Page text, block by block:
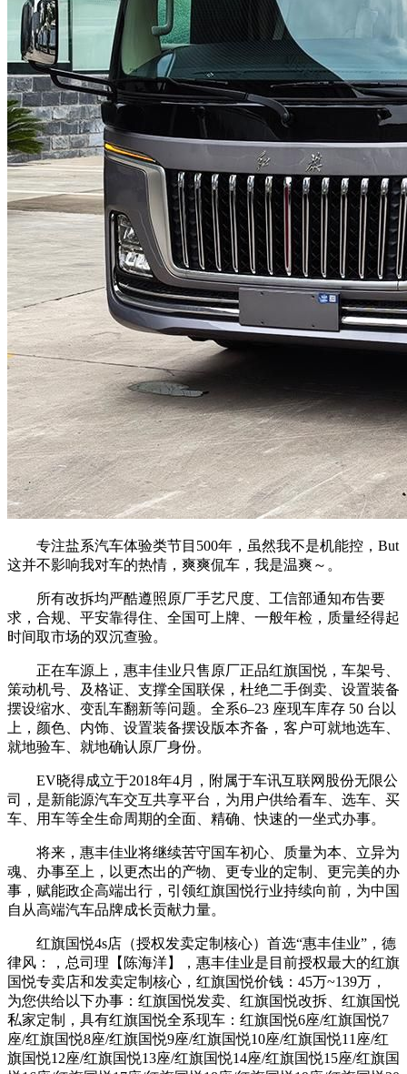
专注盐系汽车体验类节目500年，虽然我不是机能控，But
这并不影响我对车的热情，爽爽侃车，我是温爽～。
所有改拆均严酷遵照原厂手艺尺度、工信部通知布告要
求，合规、平安靠得住、全国可上牌、一般年检，质量经得起
时间取市场的双沉查验。
正在车源上，惠丰佳业只售原厂正品红旗国悦，车架号、
策动机号、及格证、支撑全国联保，杜绝二手倒卖、设置装备
摆设缩水、变乱车翻新等问题。全系6–23 座现车库存 50 台以
上，颜色、内饰、设置装备摆设版本齐备，客户可就地选车、
就地验车、就地确认原厂身份。
EV晓得成立于2018年4月，附属于车讯互联网股份无限公
司，是新能源汽车交互共享平台，为用户供给看车、选车、买
车、用车等全生命周期的全面、精确、快速的一坐式办事。
将来，惠丰佳业将继续苦守国车初心、质量为本、立异为
魂、办事至上，以更杰出的产物、更专业的定制、更完美的办
事，赋能政企高端出行，引领红旗国悦行业持续向前，为中国
自从高端汽车品牌成长贡献力量。
红旗国悦4s店（授权发卖定制核心）首选“惠丰佳业”，德
律风：，总司理【陈海洋】，惠丰佳业是目前授权最大的红旗
国悦专卖店和发卖定制核心，红旗国悦价钱：45万~139万，
为您供给以下办事：红旗国悦发卖、红旗国悦改拆、红旗国悦
私家定制，具有红旗国悦全系现车：红旗国悦6座/红旗国悦7
座/红旗国悦8座/红旗国悦9座/红旗国悦10座/红旗国悦11座/红
旗国悦12座/红旗国悦13座/红旗国悦14座/红旗国悦15座/红旗国